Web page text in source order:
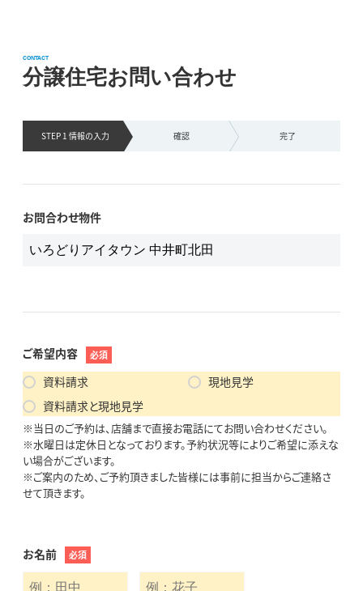
分譲住宅お問い合わせ
CONTACT
STEP 1 情報の入力 確認 完了
お問合わせ物件
ご希望内容 必須
資料請求
現地見学
資料請求と現地見学
※当日のご予約は、店舗まで直接お電話にてお問い合わせください。
※水曜日は定休日となっております。予約状況等によりご希望に添えな
い場合がございます。
※ご案内のため、ご予約頂きました皆様には事前に担当からご連絡さ
せて頂きます。
お名前 必須